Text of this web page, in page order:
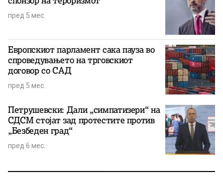
пред 5 мес.
Европскиот парламент сака пауза во
спроведувањето на трговскиот
договор со САД
пред 5 мес.
Петрушевски: Дали „симпатизери“ на
СДСМ стојат зад протестите против
„Безбеден град“
пред 6 мес.